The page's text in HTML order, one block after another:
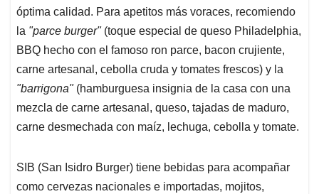
óptima calidad. Para apetitos más voraces, recomiendo
la "parce burger" (toque especial de queso Philadelphia,
BBQ hecho con el famoso ron parce, bacon crujiente,
carne artesanal, cebolla cruda y tomates frescos) y la
"barrigona" (hamburguesa insignia de la casa con una
mezcla de carne artesanal, queso, tajadas de maduro,
carne desmechada con maíz, lechuga, cebolla y tomate.
SIB (San Isidro Burger) tiene bebidas para acompañar
como cervezas nacionales e importadas, mojitos,